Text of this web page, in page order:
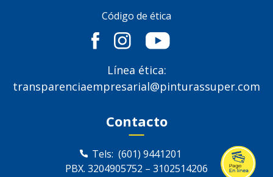
Código de ética
Línea ética:
transparenciaempresarial@pinturassuper.com
Contacto
Tels: (601) 9441201
PBX. 3204905752 – 3102514206